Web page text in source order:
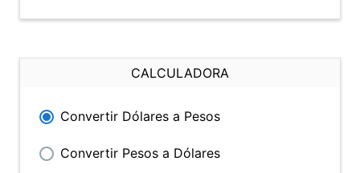
CALCULADORA
Convertir Dólares a Pesos
Convertir Pesos a Dólares